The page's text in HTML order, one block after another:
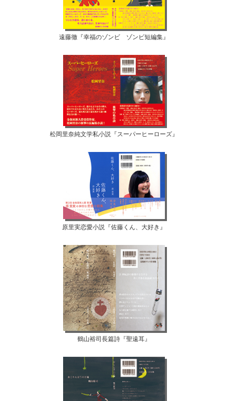
遠藤徹『幸福のゾンビ ゾンビ短編集』
松岡里奈純文学私小説『スーパーヒーローズ』
原里実恋愛小説『佐藤くん、大好き』
鶴山裕司長篇詩『聖遠耳』